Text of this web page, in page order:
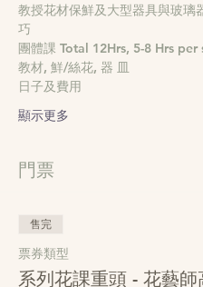
教授花材保鮮及⼤型器具與玻璃
巧
團體課 Total 12Hrs, 5-8 Hrs per
教材, 鮮/絲花, 器 ⽫
日子及費用
顯示更多
門票
售完
票券類型
系列花課重頭 - 花藝